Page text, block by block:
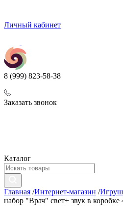
Личный кабинет
8 (999) 823-58-38
Заказать звонок
Каталог
Главная /Интернет-магазин /
набор "Врач" свет+ звук в коробке